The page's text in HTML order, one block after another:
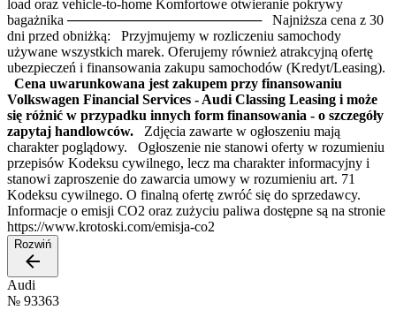
load oraz vehicle-to-home Komfortowe otwieranie pokrywy
bagażnika ──────────────────── Najniższa cena z 30
dni przed obniżką: Przyjmujemy w rozliczeniu samochody
używane wszystkich marek. Oferujemy również atrakcyjną ofertę
ubezpieczeń i finansowania zakupu samochodów (Kredyt/Leasing).
Cena uwarunkowana jest zakupem przy finansowaniu
Volkswagen Financial Services - Audi Classing Leasing i może
się różnić w przypadku innych form finansowania - o szczegóły
zapytaj handlowców. Zdjęcia zawarte w ogłoszeniu mają
charakter poglądowy. Ogłoszenie nie stanowi oferty w rozumieniu
przepisów Kodeksu cywilnego, lecz ma charakter informacyjny i
stanowi zaproszenie do zawarcia umowy w rozumieniu art. 71
Kodeksu cywilnego. O finalną ofertę zwróć się do sprzedawcy.
Informacje o emisji CO2 oraz zużyciu paliwa dostępne są na stronie
https://www.krotoski.com/emisja-co2
Rozwiń
Audi
№ 93363